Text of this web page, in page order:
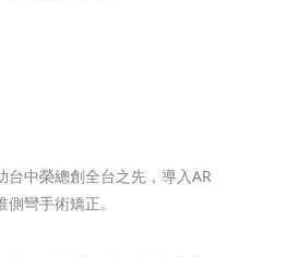
台中榮總創全台之先，導入AR
彎手術矯正。